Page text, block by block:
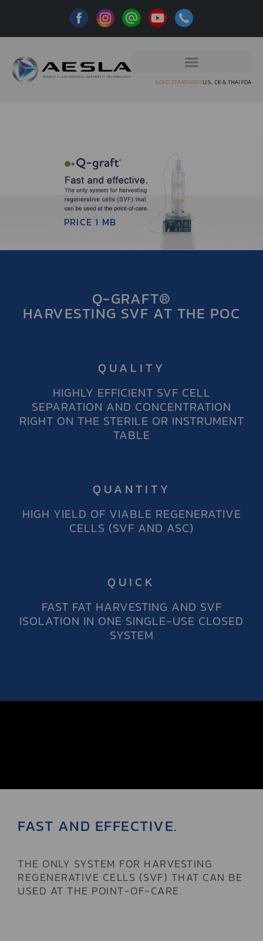
PRICE 1 MB
Q-GRAFT®
HARVESTING SVF AT THE POC
QUALITY
HIGHLY EFFICIENT SVF CELL
SEPARATION AND CONCENTRATION
RIGHT ON THE STERILE OR INSTRUMENT
TABLE
QUANTITY
HIGH YIELD OF VIABLE REGENERATIVE
CELLS (SVF AND ASC)
QUICK
FAST FAT HARVESTING AND SVF
ISOLATION IN ONE SINGLE-USE CLOSED
SYSTEM
FAST AND EFFECTIVE.
THE ONLY SYSTEM FOR HARVESTING
REGENERATIVE CELLS (SVF) THAT CAN BE
USED AT THE POINT-OF-CARE.